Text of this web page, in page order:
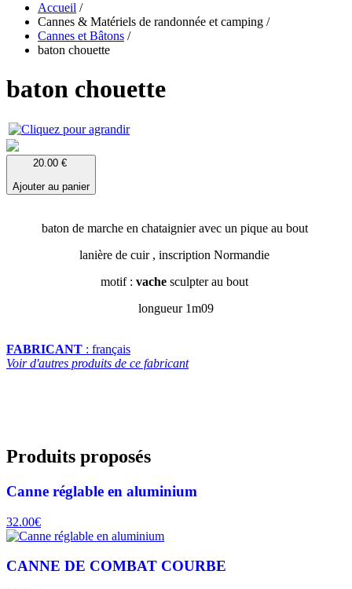
Accueil /
Cannes & Matériels de randonnée et camping /
Cannes et Bâtons /
baton chouette
baton chouette
20.00 €
Ajouter au panier
baton de marche en chataignier avec un pique au bout
lanière de cuir , inscription Normandie
motif : vache sculpter au bout
longueur 1m09
FABRICANT : français
Voir d'autres produits de ce fabricant
Produits proposés
Canne réglable en aluminium
32.00€
CANNE DE COMBAT COURBE